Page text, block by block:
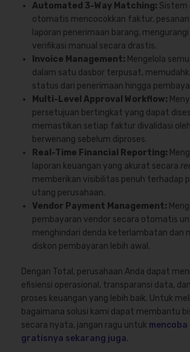
Automated 3-Way Matching: Sistem
otomatis mencocokkan faktur, pesanan
laporan penerimaan barang,
verifikasi manual secara drastis.
Invoice Management: Mengelola
dalam satu dasbor terpusat,
status dari penerimaan hingga
Multi-Level Approval Workflow:
persetujuan bertingkat yang dapat
memastikan setiap faktur divalidasi
berwenang sebelum diproses.
Real-Time Financial Reporting:
laporan keuangan yang akurat secara
memberikan visibilitas penuh terhadap
utang perusahaan.
Vendor Payment Management:
pembayaran vendor secara otomatis
menghindari denda keterlambatan dan
diskon pembayaran lebih awal.
Dengan Total, perusahaan Anda dapat
efisiensi operasional, transparansi data,
proses keuangan yang lebih baik. Untuk
bagaimana solusi kami dapat membantu
secara nyata, jangan ragu untuk mencoba
gratisnya sekarang juga.